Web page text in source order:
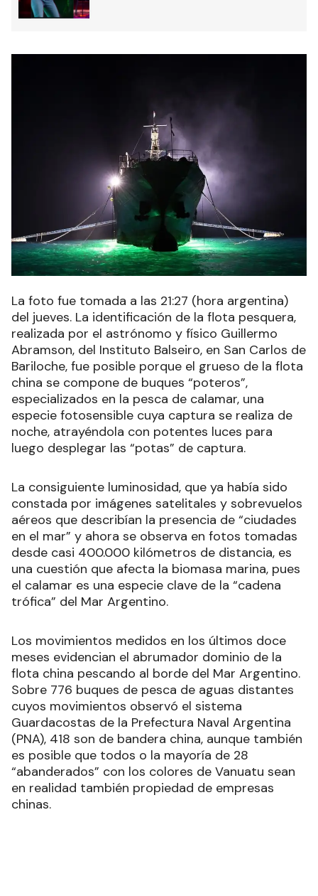
La foto fue tomada a las 21:27 (hora argentina)
del jueves. La identificación de la flota pesquera,
realizada por el astrónomo y físico Guillermo
Abramson, del Instituto Balseiro, en San Carlos de
Bariloche, fue posible porque el grueso de la flota
china se compone de buques “poteros”,
especializados en la pesca de calamar, una
especie fotosensible cuya captura se realiza de
noche, atrayéndola con potentes luces para
luego desplegar las “potas” de captura.
La consiguiente luminosidad, que ya había sido
constada por imágenes satelitales y sobrevuelos
aéreos que describían la presencia de “ciudades
en el mar” y ahora se observa en fotos tomadas
desde casi 400.000 kilómetros de distancia, es
una cuestión que afecta la biomasa marina, pues
el calamar es una especie clave de la “cadena
trófica” del Mar Argentino.
Los movimientos medidos en los últimos doce
meses evidencian el abrumador dominio de la
flota china pescando al borde del Mar Argentino.
Sobre 776 buques de pesca de aguas distantes
cuyos movimientos observó el sistema
Guardacostas de la Prefectura Naval Argentina
(PNA), 418 son de bandera china, aunque también
es posible que todos o la mayoría de 28
“abanderados” con los colores de Vanuatu sean
en realidad también propiedad de empresas
chinas.